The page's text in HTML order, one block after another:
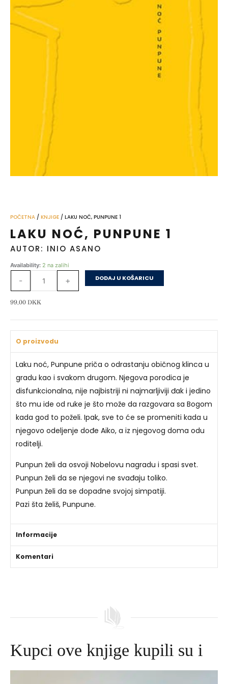
POČETNA / KNJIGE / LAKU NOĆ, PUNPUNE 1
LAKU NOĆ, PUNPUNE 1
AUTOR: INIO ASANO
Availability: 2 na zalihi
-
Laku
količina
+ DODAJ U KOŠARICU
99,00 DKK
O proizvodu
Laku noć, Punpune priča o odrastanju običnog klinca u
gradu kao i svakom drugom. Njegova porodica je
disfunkcionalna, nije najbistriji ni najmarljiviji đak i jedino
što mu ide od ruke je što može da razgovara sa Bogom
kada god to poželi. Ipak, sve to će se promeniti kada u
njegovo odeljenje dođe Aiko, a iz njegovog doma odu
roditelji.
Punpun želi da osvoji Nobelovu nagradu i spasi svet.
Punpun želi da se njegovi ne svađaju toliko.
Punpun želi da se dopadne svojoj simpatiji.
Pazi šta želiš, Punpune.
Informacije
Komentari
Kupci ove knjige kupili su i
Izvorna
Trenutna